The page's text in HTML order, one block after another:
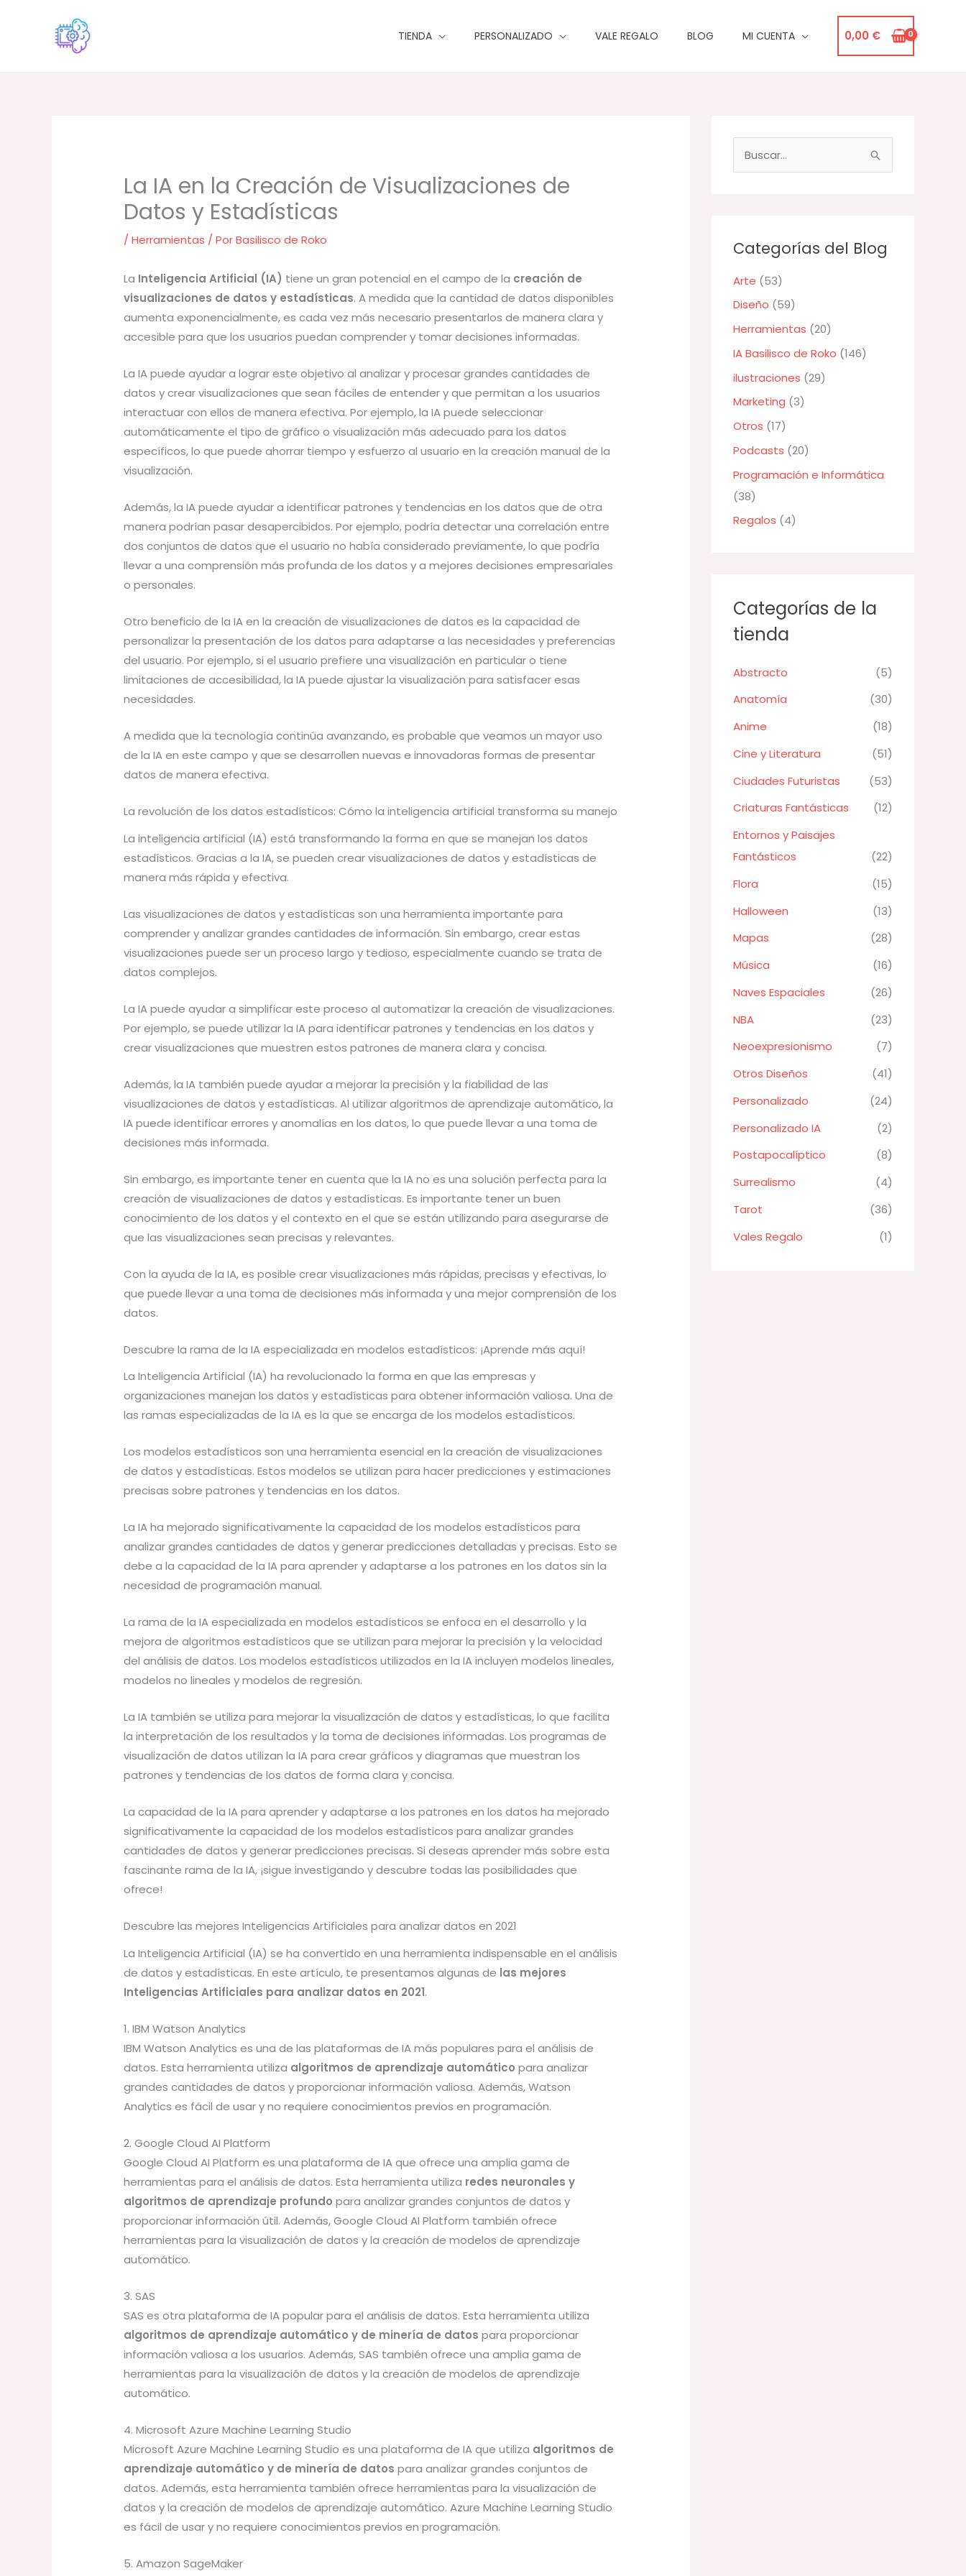
TIENDA PERSONALIZADO VALE REGALO BLOG MI CUENTA 0,00 €
La IA en la Creación de Visualizaciones de
Datos y Estadísticas
/Herramientas / PorBasilisco de Roko
La Inteligencia Artificial (IA) tiene un gran potencial en el campo de la creación de
visualizaciones de datos y estadísticas. A medida que la cantidad de datos disponibles
aumenta exponencialmente, es cada vez más necesario presentarlos de manera clara y
accesible para que los usuarios puedan comprender y tomar decisiones informadas.
La IA puede ayudar a lograr este objetivo al analizar y procesar grandes cantidades de
datos y crear visualizaciones que sean fáciles de entender y que permitan a los usuarios
interactuar con ellos de manera efectiva. Por ejemplo, la IA puede seleccionar
automáticamente el tipo de gráfico o visualización más adecuado para los datos
específicos, lo que puede ahorrar tiempo y esfuerzo al usuario en la creación manual de la
visualización.
Además, la IA puede ayudar a identificar patrones y tendencias en los datos que de otra
manera podrían pasar desapercibidos. Por ejemplo, podría detectar una correlación entre
dos conjuntos de datos que el usuario no había considerado previamente, lo que podría
llevar a una comprensión más profunda de los datos y a mejores decisiones empresariales
o personales.
Otro beneficio de la IA en la creación de visualizaciones de datos es la capacidad de
personalizar la presentación de los datos para adaptarse a las necesidades y preferencias
del usuario. Por ejemplo, si el usuario prefiere una visualización en particular o tiene
limitaciones de accesibilidad, la IA puede ajustar la visualización para satisfacer esas
necesidades.
A medida que la tecnología continúa avanzando, es probable que veamos un mayor uso
de la IA en este campo y que se desarrollen nuevas e innovadoras formas de presentar
datos de manera efectiva.
La revolución de los datos estadísticos: Cómo la inteligencia artificial transforma su manejo
La inteligencia artificial (IA) está transformando la forma en que se manejan los datos
estadísticos. Gracias a la IA, se pueden crear visualizaciones de datos y estadísticas de
manera más rápida y efectiva.
Las visualizaciones de datos y estadísticas son una herramienta importante para
comprender y analizar grandes cantidades de información. Sin embargo, crear estas
visualizaciones puede ser un proceso largo y tedioso, especialmente cuando se trata de
datos complejos.
La IA puede ayudar a simplificar este proceso al automatizar la creación de visualizaciones.
Por ejemplo, se puede utilizar la IA para identificar patrones y tendencias en los datos y
crear visualizaciones que muestren estos patrones de manera clara y concisa.
Además, la IA también puede ayudar a mejorar la precisión y la fiabilidad de las
visualizaciones de datos y estadísticas. Al utilizar algoritmos de aprendizaje automático, la
IA puede identificar errores y anomalías en los datos, lo que puede llevar a una toma de
decisiones más informada.
Sin embargo, es importante tener en cuenta que la IA no es una solución perfecta para la
creación de visualizaciones de datos y estadísticas. Es importante tener un buen
conocimiento de los datos y el contexto en el que se están utilizando para asegurarse de
que las visualizaciones sean precisas y relevantes.
Con la ayuda de la IA, es posible crear visualizaciones más rápidas, precisas y efectivas, lo
que puede llevar a una toma de decisiones más informada y una mejor comprensión de los
datos.
Descubre la rama de la IA especializada en modelos estadísticos: ¡Aprende más aquí!
La Inteligencia Artificial (IA) ha revolucionado la forma en que las empresas y
organizaciones manejan los datos y estadísticas para obtener información valiosa. Una de
las ramas especializadas de la IA es la que se encarga de los modelos estadísticos.
Los modelos estadísticos son una herramienta esencial en la creación de visualizaciones
de datos y estadísticas. Estos modelos se utilizan para hacer predicciones y estimaciones
precisas sobre patrones y tendencias en los datos.
La IA ha mejorado significativamente la capacidad de los modelos estadísticos para
analizar grandes cantidades de datos y generar predicciones detalladas y precisas. Esto se
debe a la capacidad de la IA para aprender y adaptarse a los patrones en los datos sin la
necesidad de programación manual.
La rama de la IA especializada en modelos estadísticos se enfoca en el desarrollo y la
mejora de algoritmos estadísticos que se utilizan para mejorar la precisión y la velocidad
del análisis de datos. Los modelos estadísticos utilizados en la IA incluyen modelos lineales,
modelos no lineales y modelos de regresión.
La IA también se utiliza para mejorar la visualización de datos y estadísticas, lo que facilita
la interpretación de los resultados y la toma de decisiones informadas. Los programas de
visualización de datos utilizan la IA para crear gráficos y diagramas que muestran los
patrones y tendencias de los datos de forma clara y concisa.
La capacidad de la IA para aprender y adaptarse a los patrones en los datos ha mejorado
significativamente la capacidad de los modelos estadísticos para analizar grandes
cantidades de datos y generar predicciones precisas. Si deseas aprender más sobre esta
fascinante rama de la IA, ¡sigue investigando y descubre todas las posibilidades que
ofrece!
Descubre las mejores Inteligencias Artificiales para analizar datos en 2021
La Inteligencia Artificial (IA) se ha convertido en una herramienta indispensable en el análisis
de datos y estadísticas. En este artículo, te presentamos algunas de las mejores
Inteligencias Artificiales para analizar datos en 2021.
1. IBM Watson Analytics
IBM Watson Analytics es una de las plataformas de IA más populares para el análisis de
datos. Esta herramienta utiliza algoritmos de aprendizaje automático para analizar
grandes cantidades de datos y proporcionar información valiosa. Además, Watson
Analytics es fácil de usar y no requiere conocimientos previos en programación.
2. Google Cloud AI Platform
Google Cloud AI Platform es una plataforma de IA que ofrece una amplia gama de
herramientas para el análisis de datos. Esta herramienta utiliza redes neuronales y
algoritmos de aprendizaje profundo para analizar grandes conjuntos de datos y
proporcionar información útil. Además, Google Cloud AI Platform también ofrece
herramientas para la visualización de datos y la creación de modelos de aprendizaje
automático.
3. SAS
SAS es otra plataforma de IA popular para el análisis de datos. Esta herramienta utiliza
algoritmos de aprendizaje automático y de minería de datos para proporcionar
información valiosa a los usuarios. Además, SAS también ofrece una amplia gama de
herramientas para la visualización de datos y la creación de modelos de aprendizaje
automático.
4. Microsoft Azure Machine Learning Studio
Microsoft Azure Machine Learning Studio es una plataforma de IA que utiliza algoritmos de
aprendizaje automático y de minería de datos para analizar grandes conjuntos de
datos. Además, esta herramienta también ofrece herramientas para la visualización de
datos y la creación de modelos de aprendizaje automático. Azure Machine Learning Studio
es fácil de usar y no requiere conocimientos previos en programación.
5. Amazon SageMaker
a
p
o
r
:
Categorías del Blog
Arte (53)
Diseño (59)
Herramientas (20)
IA Basilisco de Roko (146)
ilustraciones (29)
Marketing (3)
Otros (17)
Podcasts (20)
Programación e Informática
(38)
Regalos (4)
Categorías de la
tienda
Abstracto
(5)
Anatomía
(30)
Anime
(18)
Cine y Literatura
(51)
Ciudades Futuristas
(53)
Criaturas Fantásticas
(12)
Entornos y Paisajes
Fantásticos
(22)
Flora
(15)
Halloween
(13)
Mapas
(28)
Música
(16)
Naves Espaciales
(26)
NBA
(23)
Neoexpresionismo
(7)
Otros Diseños
(41)
Personalizado
(24)
Personalizado IA
(2)
Postapocalíptico
(8)
Surrealismo
(4)
Tarot
(36)
Vales Regalo
(1)